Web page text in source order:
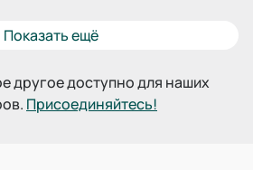
Показать ещё
другое доступно для наших
Присоединяйтесь!